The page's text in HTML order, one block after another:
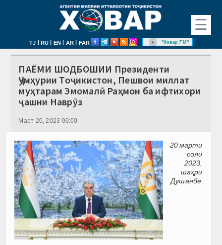
☰
TJ | RU | EN | AR | FAR "Ховар FM"
ПАЁМИ ШОДБОШИИ Президенти
Ҷумҳурии Тоҷикистон, Пешвои миллат
муҳтарам Эмомалӣ Раҳмон ба ифтихори
ҷашни Наврӯз
Март 20, 2023 06:00
20 марти
соли
2023,
шаҳри
Душанбе